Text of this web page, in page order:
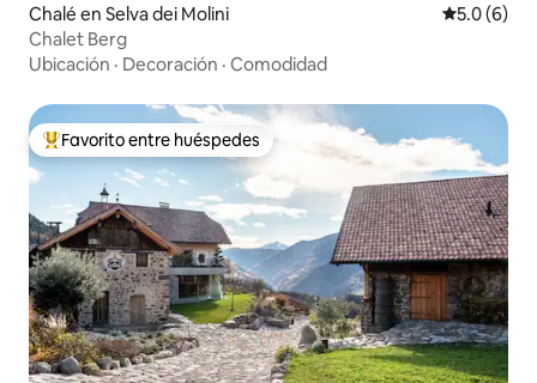
Chalé en Selva dei Molini
5.0 (6)
Chalet Berg
Ubicación · Decoración · Comodidad
Favorito entre huéspedes preferido
Favorito entre huéspedes